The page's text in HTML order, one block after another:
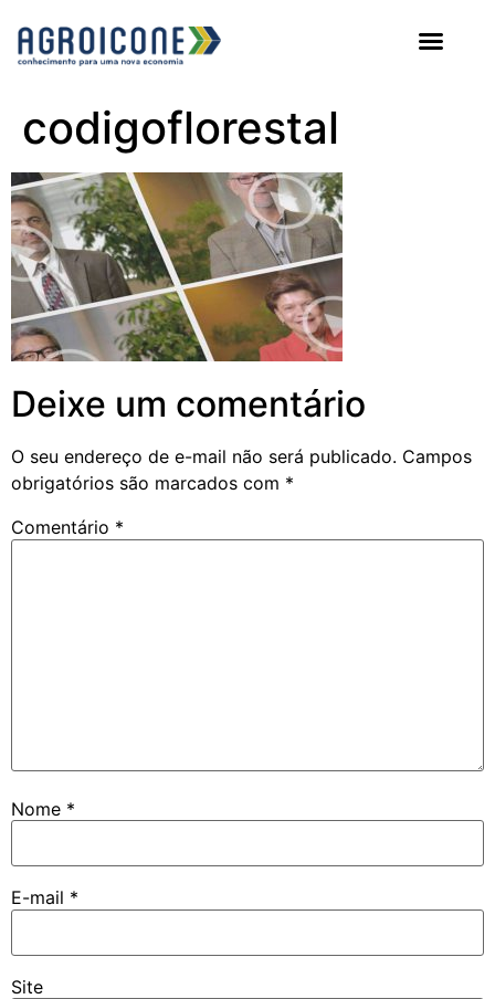
codigoflorestal
Deixe um comentário
O seu endereço de e-mail não será publicado. Campos
obrigatórios são marcados com *
Comentário *
Nome *
E-mail *
Site